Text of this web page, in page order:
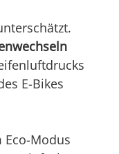
E-Bikes
Modus